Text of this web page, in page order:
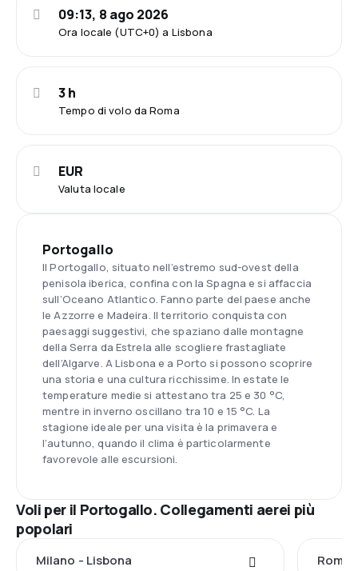
Ora locale (UTC+0) a Lisbona
09:13, 8 ago 2026
Tempo di volo da Roma
3 h
Valuta locale
EUR
Portogallo
Il Portogallo, situato nell’estremo sud-ovest della
penisola iberica, confina con la Spagna e si affaccia
sull’Oceano Atlantico. Fanno parte del paese anche
le Azzorre e Madeira. Il territorio conquista con
paesaggi suggestivi, che spaziano dalle montagne
della Serra da Estrela alle scogliere frastagliate
dell’Algarve. A Lisbona e a Porto si possono scoprire
una storia e una cultura ricchissime. In estate le
temperature medie si attestano tra 25 e 30 °C,
mentre in inverno oscillano tra 10 e 15 °C. La
stagione ideale per una visita è la primavera e
l’autunno, quando il clima è particolarmente
favorevole alle escursioni.
Voli per il Portogallo. Collegamenti aerei più
popolari
Milano - Lisbona Roma